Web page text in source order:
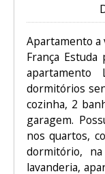
Apartamento a
França
apartamento
dormitórios
cozinha, 2
garagem.
nos quartos,
dormitório,
lavanderia,